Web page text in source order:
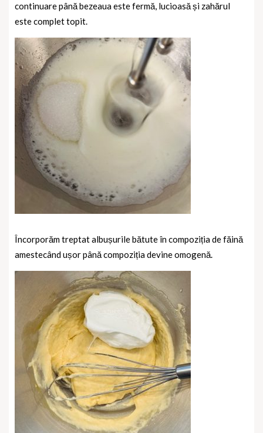
continuare până bezeaua este fermă, lucioasă și zahărul
este complet topit.
Încorporăm treptat albușurile bătute în compoziția de făină
amestecând ușor până compoziția devine omogenă.